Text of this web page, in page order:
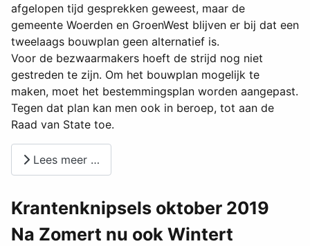
afgelopen tijd gesprekken geweest, maar de
gemeente Woerden en GroenWest blijven er bij dat een
tweelaags bouwplan geen alternatief is.
Voor de bezwaarmakers hoeft de strijd nog niet
gestreden te zijn. Om het bouwplan mogelijk te
maken, moet het bestemmingsplan worden aangepast.
Tegen dat plan kan men ook in beroep, tot aan de
Raad van State toe.
Lees meer …
Krantenknipsels oktober 2019
Na Zomert nu ook Wintert